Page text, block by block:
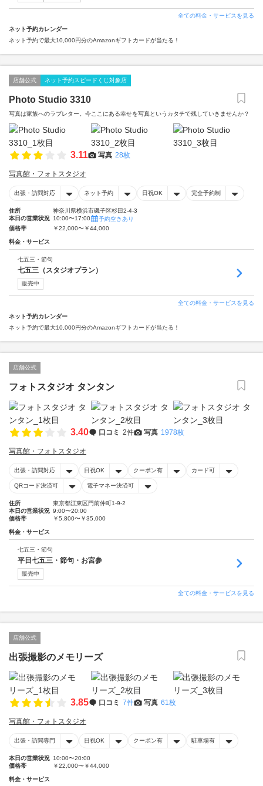
全ての料金・サービスを見る
ネット予約カレンダー
ネット予約で最大10,000円分のAmazonギフトカードが当たる！
店舗公式 ネット予約スピードくじ対象店
Photo Studio 3310
写真は家族へのラブレター。今ここにある幸せを写真というカタチで残していきませんか？
3.11 写真 28枚
写真館・フォトスタジオ
出張・訪問対応 ネット予約 日祝OK 完全予約制
住所
神奈川県横浜市磯子区杉田2-4-3
本日の営業状況 10:00〜17:00
予約空きあり
価格帯
￥22,000〜￥44,000
料金・サービス
七五三・節句
七五三（スタジオプラン）
販売中
全ての料金・サービスを見る
ネット予約カレンダー
ネット予約で最大10,000円分のAmazonギフトカードが当たる！
店舗公式
フォトスタジオ タンタン
3.40 口コミ 2件 写真 1978枚
写真館・フォトスタジオ
出張・訪問対応 日祝OK クーポン有 カード可
QRコード決済可 電子マネー決済可
住所
東京都江東区門前仲町1-9-2
本日の営業状況 9:00〜20:00
価格帯
￥5,800〜￥35,000
料金・サービス
七五三・節句
平日七五三・節句・お宮参
販売中
全ての料金・サービスを見る
店舗公式
出張撮影のメモリーズ
3.85 口コミ 7件 写真 61枚
写真館・フォトスタジオ
出張・訪問専門 日祝OK クーポン有 駐車場有
本日の営業状況 10:00〜20:00
価格帯
￥22,000〜￥44,000
料金・サービス